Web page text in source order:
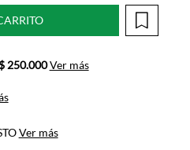
250.000 Ver más
Ver más